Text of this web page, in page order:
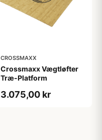
CROSSMAXX
Crossmaxx Vægtløfter
Træ-Platform
3.075,00 kr